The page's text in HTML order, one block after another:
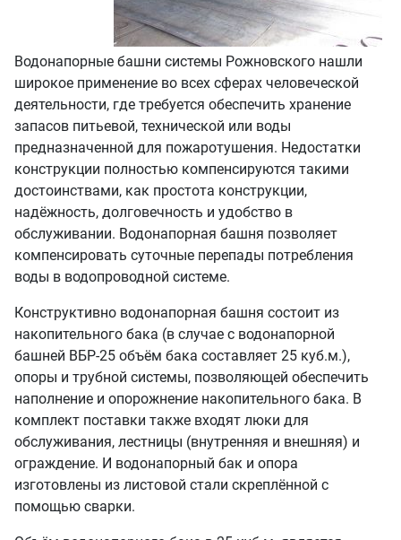
Водонапорные башни системы Рожновского нашли
широкое применение во всех сферах человеческой
деятельности, где требуется обеспечить хранение
запасов питьевой, технической или воды
предназначенной для пожаротушения. Недостатки
конструкции полностью компенсируются такими
достоинствами, как простота конструкции,
надёжность, долговечность и удобство в
обслуживании. Водонапорная башня позволяет
компенсировать суточные перепады потребления
воды в водопроводной системе.
Конструктивно водонапорная башня состоит из
накопительного бака (в случае с водонапорной
башней ВБР-25 объём бака составляет 25 куб.м.),
опоры и трубной системы, позволяющей обеспечить
наполнение и опорожнение накопительного бака. В
комплект поставки также входят люки для
обслуживания, лестницы (внутренняя и внешняя) и
ограждение. И водонапорный бак и опора
изготовлены из листовой стали скреплённой с
помощью сварки.